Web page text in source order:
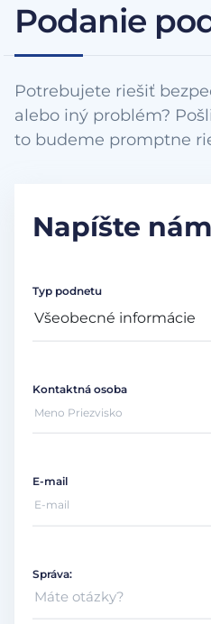
Podanie
Potrebujete riešiť
alebo iný problém?
to budeme promptne
Napíšte
Typ podnetu
Kontaktná osoba
E-mail
Správa: